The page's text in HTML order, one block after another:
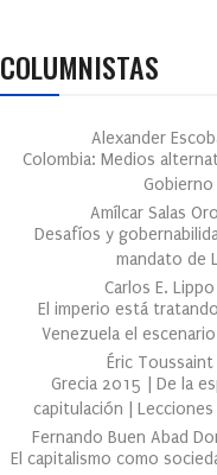
COLUMNISTAS
Alexander
Colombia: Medios
Gobierno
Amílcar Salas
Desafíos y
mandato de
Carlos E. Lippo
El imperio está
Venezuela el
Éric Toussaint
Grecia 2015 | De la
capitulación |
Fernando Buen Abad
El capitalismo como